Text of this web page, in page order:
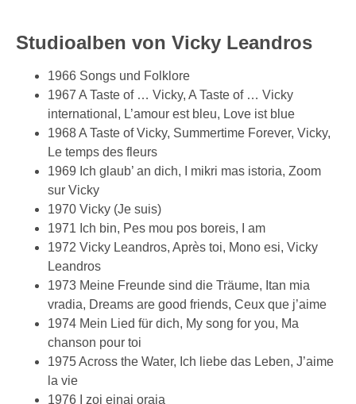
Studioalben von Vicky Leandros
1966 Songs und Folklore
1967 A Taste of … Vicky, A Taste of … Vicky
international, L’amour est bleu, Love ist blue
1968 A Taste of Vicky, Summertime Forever, Vicky,
Le temps des fleurs
1969 Ich glaub’ an dich, I mikri mas istoria, Zoom
sur Vicky
1970 Vicky (Je suis)
1971 Ich bin, Pes mou pos boreis, I am
1972 Vicky Leandros, Après toi, Mono esi, Vicky
Leandros
1973 Meine Freunde sind die Träume, Itan mia
vradia, Dreams are good friends, Ceux que j’aime
1974 Mein Lied für dich, My song for you, Ma
chanson pour toi
1975 Across the Water, Ich liebe das Leben, J’aime
la vie
1976 I zoi einai oraia